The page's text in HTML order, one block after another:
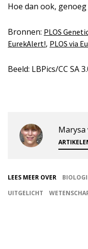
Hoe dan ook,
Bronnen: PLOS
EurekAlert!, PLOS via
Beeld: LBPics/CC SA
Marysa
LEES MEER OVER
UITGELICHT